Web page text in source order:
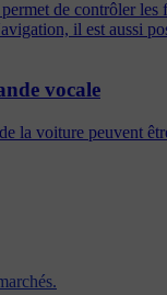
de contrôler
il est aussi
vocale
la voiture peuvent